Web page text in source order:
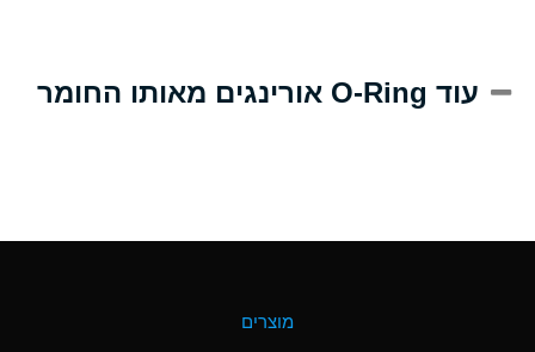
(Aqueous) עוד O-Ring אורינגים מאותו החומר
מוצרים